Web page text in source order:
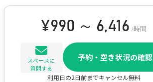
¥990 ～ 6,416 /時間
スペースに
質問する
予約・空き状況の確認
利用日の2日前までキャンセル無料